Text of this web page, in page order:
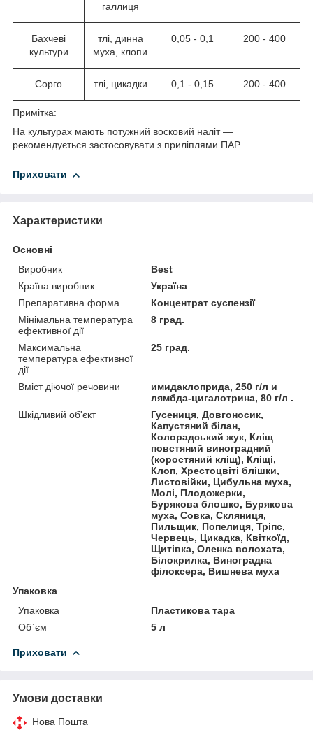
галлиця
Бахчеві
культури
тлі, динна
муха, клопи
0,05 - 0,1 200 - 400
Сорго тлі, цикадки 0,1 - 0,15 200 - 400
Примітка:
На культурах мають потужний восковий наліт —
рекомендується застосовувати з приліплями ПАР
Приховати
Характеристики
Основні
Виробник
Best
Країна виробник
Україна
Препаративна форма
Концентрат суспензії
Мінімальна температура
ефективної дії
8 град.
Максимальна
температура ефективної
дії
25 град.
Вміст діючої речовини
имидаклоприда, 250 г/л и
лямбда-цигалотрина, 80 г/л .
Шкідливий об'єкт
Гусениця, Довгоносик,
Капустяний білан,
Колорадський жук, Кліщ
повстяний виноградний
(коростяний кліщ), Кліщі,
Клоп, Хрестоцвіті блішки,
Листовійки, Цибульна муха,
Молі, Плодожерки,
Бурякова блошко, Бурякова
муха, Совка, Скляниця,
Пильщик, Попелиця, Тріпс,
Червець, Цикадка, Квіткоїд,
Щитівка, Оленка волохата,
Білокрилка, Виноградна
філоксера, Вишнева муха
Упаковка
Упаковка
Пластикова тара
Об`єм
5 л
Приховати
Умови доставки
Нова Пошта